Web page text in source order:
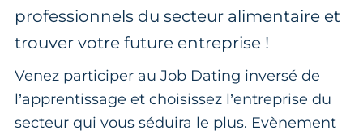
professionnels du secteur alimentaire et
trouver votre future entreprise !
Venez participer au Job Dating inversé de
l’apprentissage et choisissez l’entreprise du
secteur qui vous séduira le plus. Evènement